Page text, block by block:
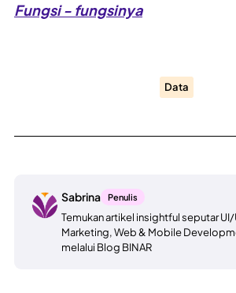
Fungsi - fungsinya
Data
Sabrina Penulis
Temukan artikel insightful seputar
Marketing, Web & Mobile
melalui Blog BINAR